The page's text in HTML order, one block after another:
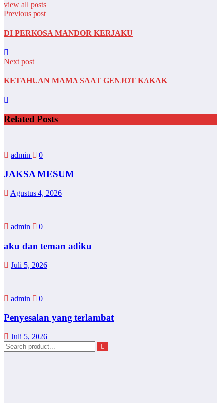
view all posts
Previous post
DI PERKOSA MANDOR KERJAKU
Next post
KETAHUAN MAMA SAAT GENJOT KAKAK
Related Posts
admin 0
JAKSA MESUM
Agustus 4, 2026
admin 0
aku dan teman adiku
Juli 5, 2026
admin 0
Penyesalan yang terlambat
Juli 5, 2026